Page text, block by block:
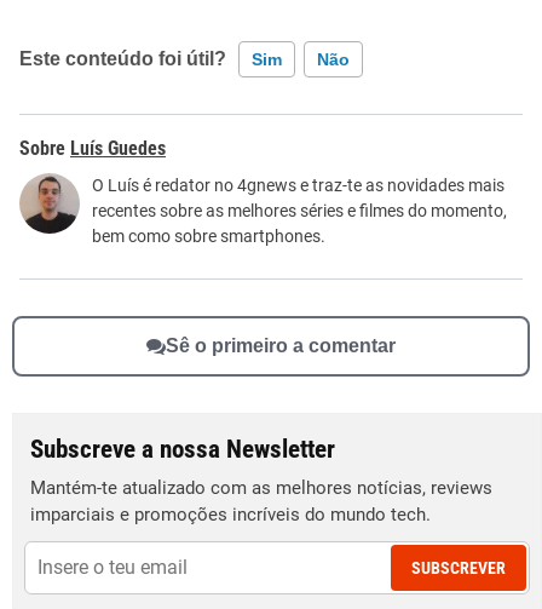
Este conteúdo foi útil? Sim Não
Este conteúdo contém informação incorreta
Este conteúdo não tem a informação que procuro
Outro
Luís Guedes
O Luís é redator no 4gnews e traz-te as novidades mais
recentes sobre as melhores séries e filmes do momento,
bem como sobre smartphones.
Sê o primeiro a comentar
Subscreve a nossa Newsletter
Mantém-te atualizado com as melhores notícias, reviews
imparciais e promoções incríveis do mundo tech.
SUBSCREVER